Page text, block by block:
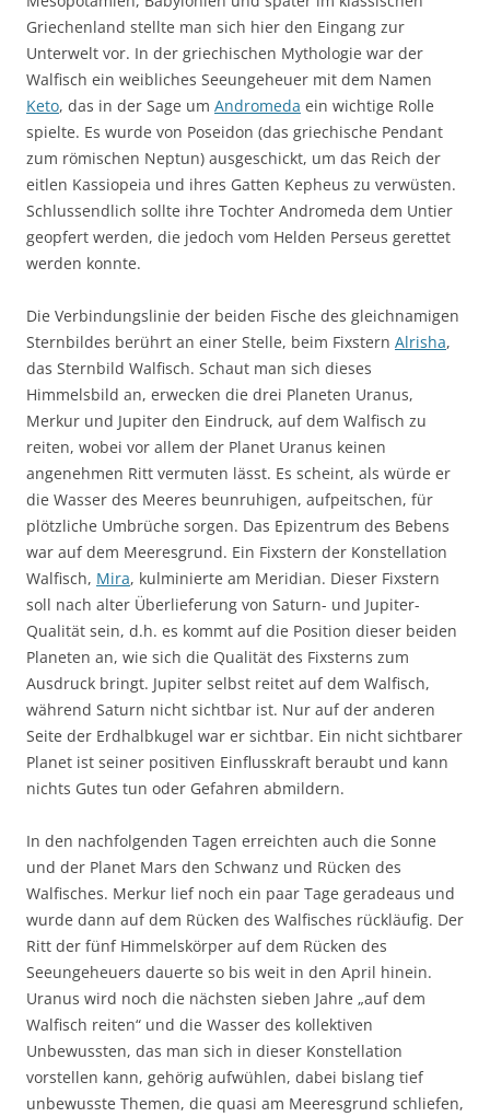
Griechenland stellte man sich hier den Eingang zur
Unterwelt vor. In der griechischen Mythologie war der
Walfisch ein weibliches Seeungeheuer mit dem Namen
Keto, das in der Sage um Andromeda ein wichtige Rolle
spielte. Es wurde von Poseidon (das griechische Pendant
zum römischen Neptun) ausgeschickt, um das Reich der
eitlen Kassiopeia und ihres Gatten Kepheus zu verwüsten.
Schlussendlich sollte ihre Tochter Andromeda dem Untier
geopfert werden, die jedoch vom Helden Perseus gerettet
werden konnte.
Die Verbindungslinie der beiden Fische des gleichnamigen
Sternbildes berührt an einer Stelle, beim Fixstern Alrisha,
das Sternbild Walfisch. Schaut man sich dieses
Himmelsbild an, erwecken die drei Planeten Uranus,
Merkur und Jupiter den Eindruck, auf dem Walfisch zu
reiten, wobei vor allem der Planet Uranus keinen
angenehmen Ritt vermuten lässt. Es scheint, als würde er
die Wasser des Meeres beunruhigen, aufpeitschen, für
plötzliche Umbrüche sorgen. Das Epizentrum des Bebens
war auf dem Meeresgrund. Ein Fixstern der Konstellation
Walfisch, Mira, kulminierte am Meridian. Dieser Fixstern
soll nach alter Überlieferung von Saturn- und Jupiter-
Qualität sein, d.h. es kommt auf die Position dieser beiden
Planeten an, wie sich die Qualität des Fixsterns zum
Ausdruck bringt. Jupiter selbst reitet auf dem Walfisch,
während Saturn nicht sichtbar ist. Nur auf der anderen
Seite der Erdhalbkugel war er sichtbar. Ein nicht sichtbarer
Planet ist seiner positiven Einflusskraft beraubt und kann
nichts Gutes tun oder Gefahren abmildern.
In den nachfolgenden Tagen erreichten auch die Sonne
und der Planet Mars den Schwanz und Rücken des
Walfisches. Merkur lief noch ein paar Tage geradeaus und
wurde dann auf dem Rücken des Walfisches rückläufig. Der
Ritt der fünf Himmelskörper auf dem Rücken des
Seeungeheuers dauerte so bis weit in den April hinein.
Uranus wird noch die nächsten sieben Jahre „auf dem
Walfisch reiten“ und die Wasser des kollektiven
Unbewussten, das man sich in dieser Konstellation
vorstellen kann, gehörig aufwühlen, dabei bislang tief
unbewusste Themen, die quasi am Meeresgrund schliefen,